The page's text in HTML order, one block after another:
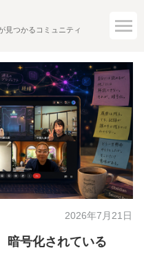
見つかるコミュニティ
2026年7月21日
暗号化されている